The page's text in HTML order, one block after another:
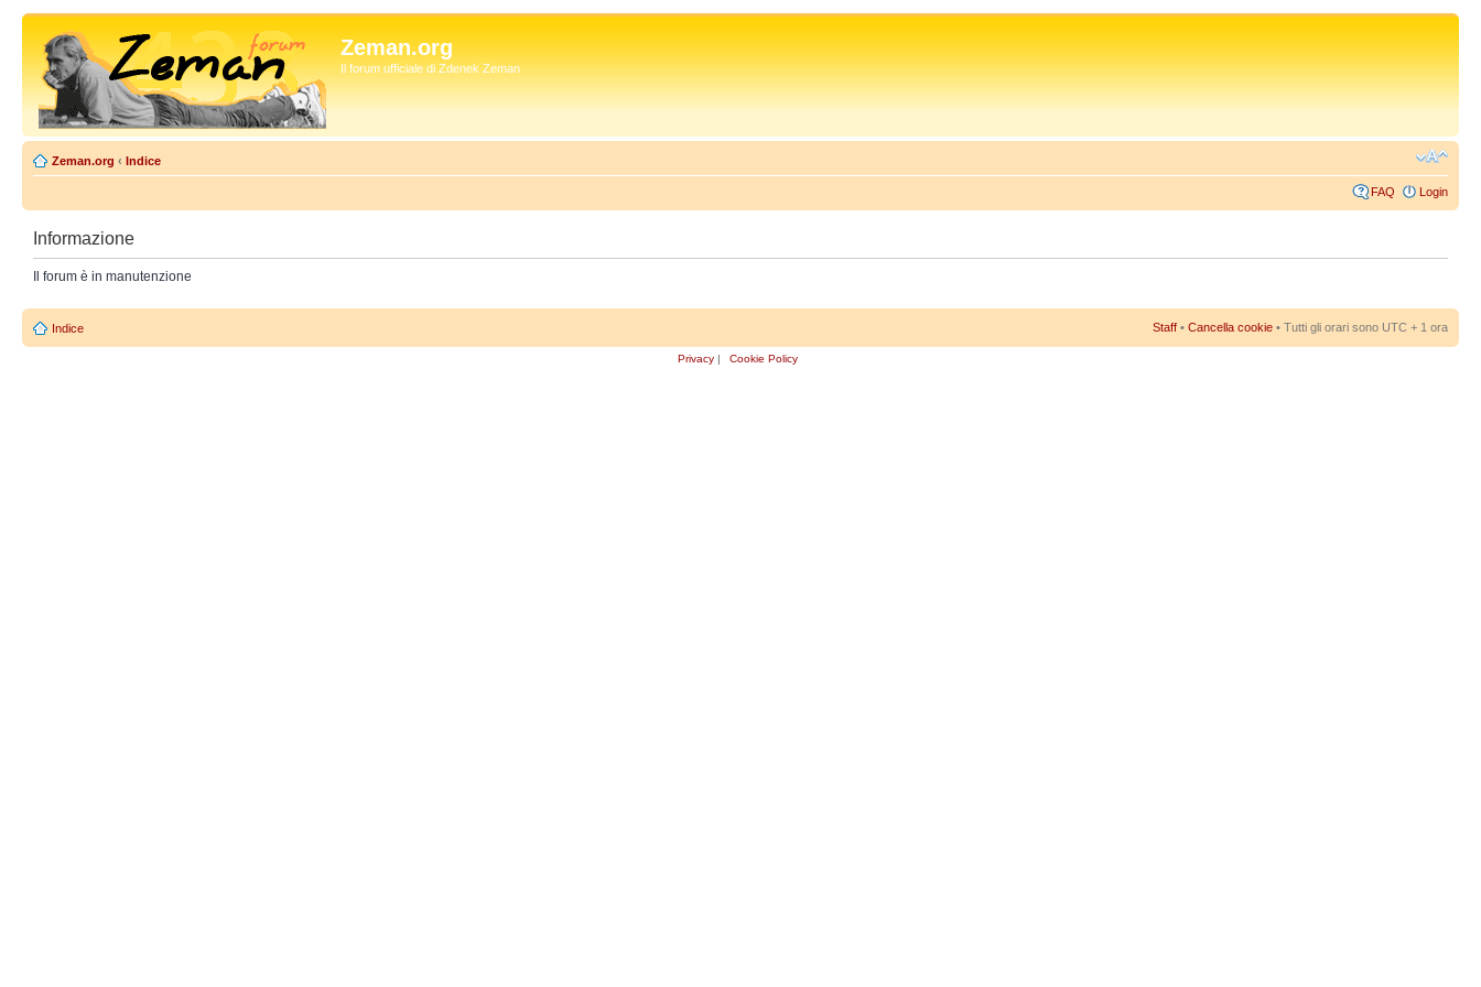
Zeman.org
Il forum ufficiale di Zdenek Zeman
Zeman.org ‹ Indice
FAQ Login
Informazione
Il forum è in manutenzione
Indice Staff • Cancella cookie • Tutti gli orari sono UTC + 1 ora
Privacy | Cookie Policy